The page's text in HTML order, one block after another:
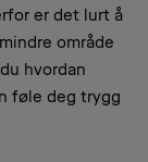
er det lurt å
område
hvordan
føle deg trygg